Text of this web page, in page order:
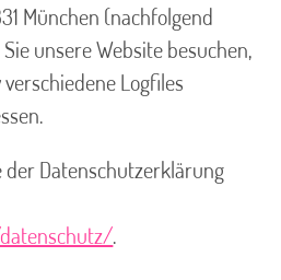
München (nachfolgend
unsere Website besuchen,
Logfiles
der Datenschutzerklärung
.